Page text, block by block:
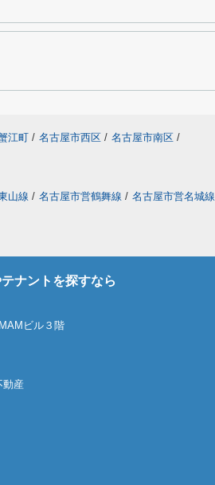
江町 / 名古屋市西区 / 名古屋市南区 /
山線 / 名古屋市営鶴舞線 / 名古屋市営名城線
ナントを探すなら
ビル３階
動産